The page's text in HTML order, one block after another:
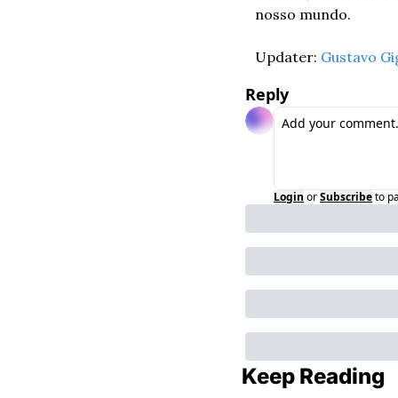
nosso mundo.
Updater: Gustavo
Reply
Login orSubscribeto
Keep Reading